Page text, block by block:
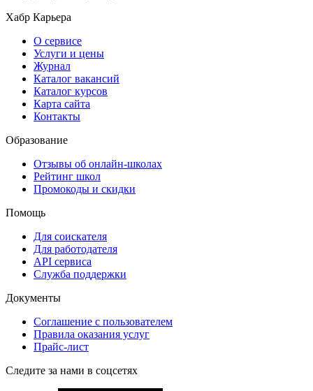
Хабр Карьера
О сервисе
Услуги и цены
Журнал
Каталог вакансий
Каталог курсов
Карта сайта
Контакты
Образование
Отзывы об онлайн-школах
Рейтинг школ
Промокоды и скидки
Помощь
Для соискателя
Для работодателя
API сервиса
Служба поддержки
Документы
Соглашение с пользователем
Правила оказания услуг
Прайс-лист
Следите за нами в соцсетях